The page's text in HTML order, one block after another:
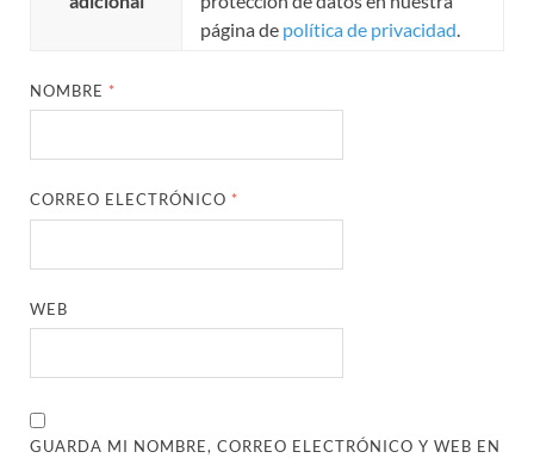
página de política de privacidad
NOMBRE *
CORREO ELECTRÓNICO *
WEB
GUARDA MI NOMBRE, CORREO ELECTRÓNICO Y WEB EN